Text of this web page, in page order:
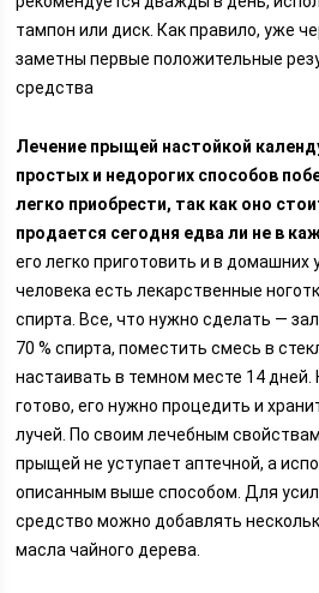
тампон или диск. Как правило, уже
заметны первые положительные
средства
Лечение прыщей настойкой
простых и недорогих способов
легко приобрести, так как оно
продается сегодня едва ли не в
его легко приготовить и в домашних
человека есть лекарственные
спирта. Все, что нужно сделать —
70 % спирта, поместить смесь в
настаивать в темном месте 14 дней.
готово, его нужно процедить и
лучей. По своим лечебным
прыщей не уступает аптечной, а
описанным выше способом. Для
средство можно добавлять
масла чайного дерева.